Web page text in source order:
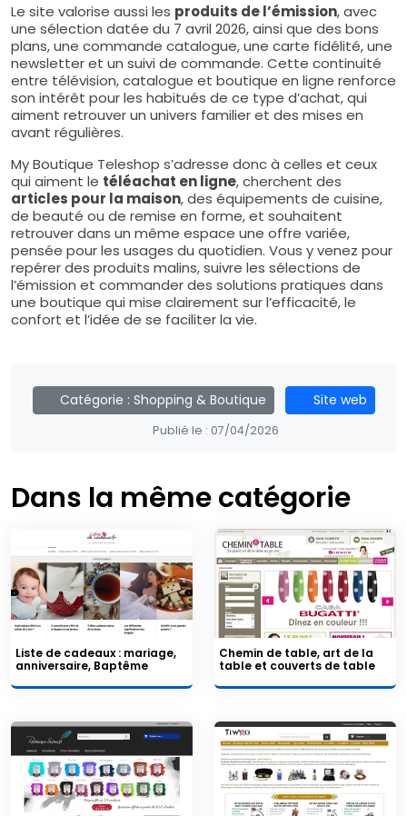
Le site valorise aussi les produits de l’émission, avec
une sélection datée du 7 avril 2026, ainsi que des bons
plans, une commande catalogue, une carte fidélité, une
newsletter et un suivi de commande. Cette continuité
entre télévision, catalogue et boutique en ligne renforce
son intérêt pour les habitués de ce type d’achat, qui
aiment retrouver un univers familier et des mises en
avant régulières.
My Boutique Teleshop s’adresse donc à celles et ceux
qui aiment le téléachat en ligne, cherchent des
articles pour la maison, des équipements de cuisine,
de beauté ou de remise en forme, et souhaitent
retrouver dans un même espace une offre variée,
pensée pour les usages du quotidien. Vous y venez pour
repérer des produits malins, suivre les sélections de
l’émission et commander des solutions pratiques dans
une boutique qui mise clairement sur l’efficacité, le
confort et l’idée de se faciliter la vie.
Catégorie : Shopping & Boutique Site web
Publié le : 07/04/2026
Dans la même catégorie
Liste de cadeaux : mariage,
anniversaire, Baptême
Chemin de table, art de la
table et couverts de table